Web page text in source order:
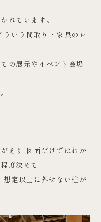
れています。
いう間取り・家具のレ
の展示やイベント会場
あり 図面だけではわか
度決めて
定以上に外せない柱が